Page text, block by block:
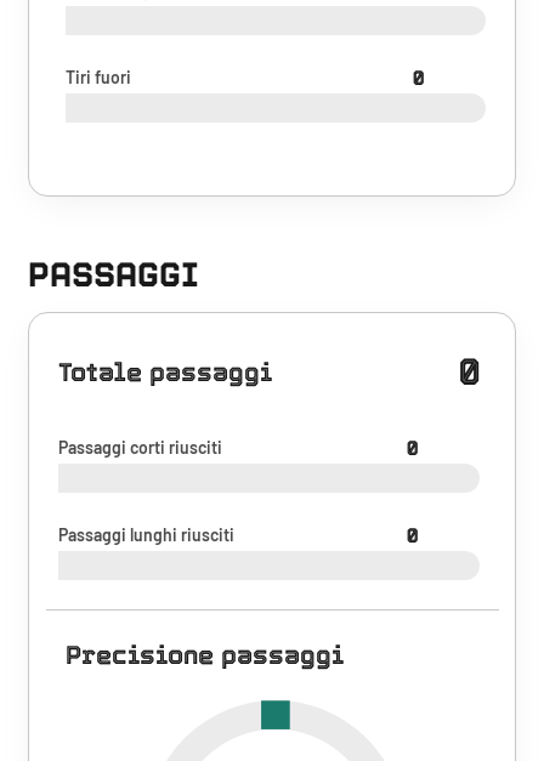
Tiri fuori 0
PASSAGGI
Totale passaggi 0
Passaggi corti riusciti 0
Passaggi lunghi riusciti 0
Precisione passaggi